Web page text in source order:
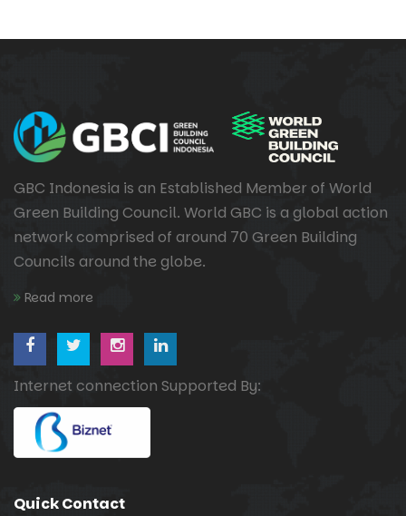
GBC Indonesia is an Established Member of World
Green Building Council. World GBC is a global action
network comprised of around 70 Green Building
Councils around the globe.
Read more
Internet connection Supported By:
Quick Contact